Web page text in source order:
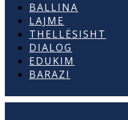
BALLINA
LAJME
THELLËSISHT
DIALOG
EDUKIM
BARAZI